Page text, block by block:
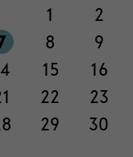
1
2
8
9
15
16
22
23
29
30